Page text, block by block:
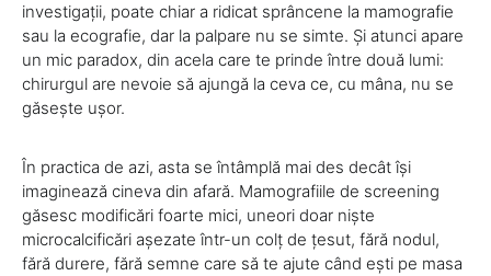
investigații, poate chiar a ridicat sprâncene la mamografie
sau la ecografie, dar la palpare nu se simte. Și atunci apare
un mic paradox, din acela care te prinde între două lumi:
chirurgul are nevoie să ajungă la ceva ce, cu mâna, nu se
găsește ușor.
În practica de azi, asta se întâmplă mai des decât își
imaginează cineva din afară. Mamografiile de screening
găsesc modificări foarte mici, uneori doar niște
microcalcificări așezate într-un colț de țesut, fără nodul,
fără durere, fără semne care să te ajute când ești pe masa